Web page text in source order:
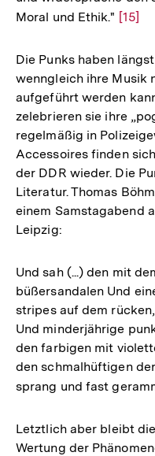
Moral und Ethik." Zur
der
[15]
Die Punks haben
wenngleich ihre Musik
aufgeführt werden
zelebrieren sie ihre
regelmäßig in
Accessoires finden
der DDR wieder. Die
Literatur. Thomas
einem Samstagabend
Leipzig:
Und sah (...) den mit
büßersandalen Und
stripes auf dem
Und minderjährige
den farbigen mit
den schmalhüftigen
sprang und fast
Letztlich aber bleibt
Wertung der